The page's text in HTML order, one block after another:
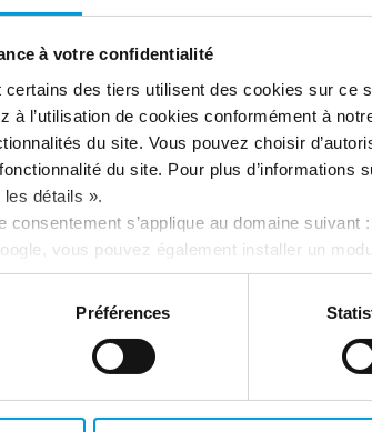
à votre confidentialité
des tiers utilisent des cookies sur ce
à l’utilisation de cookies conformément à
du site. Vous pouvez choisir
du site. Pour plus d’informations
détails ».
s’applique au domaine suivant :
vous pouvez également installer un
ici :https://tools.google.com/dlpage/
Préférences
dans
Centre: Securing the
smart